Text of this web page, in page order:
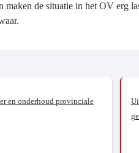
maken de situatie in het OV erg
en onderhoud provinciale